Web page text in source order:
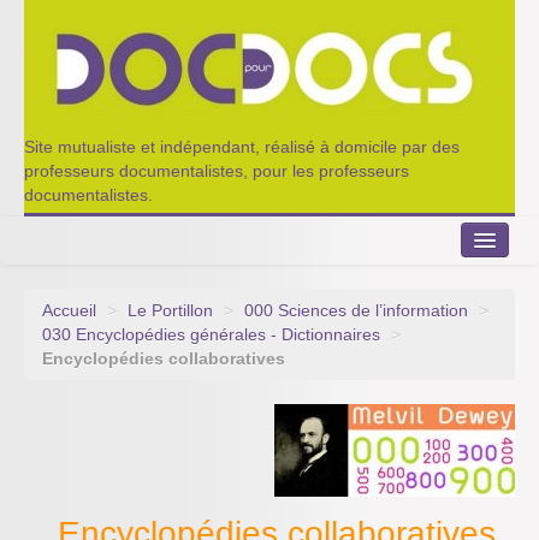
Site mutualiste et indépendant, réalisé à domicile par des
professeurs documentalistes, pour les professeurs
documentalistes.
Le Portillon
Qui sommes-nous ?
Accueil > Le Portillon > 000 Sciences de l’information
>
030 Encyclopédies générales - Dictionnaires
>
Encyclopédies collaboratives